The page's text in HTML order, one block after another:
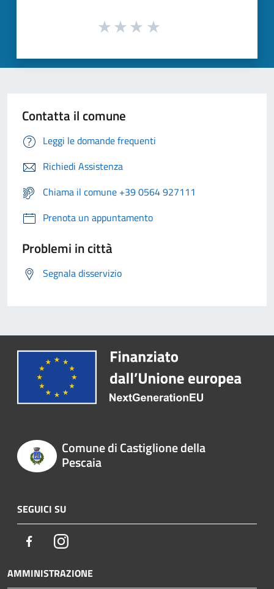
Contatta il comune
Leggi le domande frequenti
Richiedi Assistenza
Chiama il comune +39 0564 927111
Prenota un appuntamento
Problemi in città
Segnala disservizio
Comune di Castiglione della
Pescaia
SEGUICI SU
FacebookInstagram
AMMINISTRAZIONE